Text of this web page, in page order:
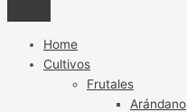
Home
Cultivos
Frutales
Arándano